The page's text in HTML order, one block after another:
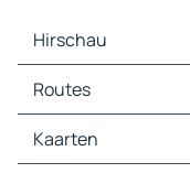
Hirschau
Hirschau Kaarten
Hirschau Verkeer
Hirschau Hotels
Hirschau Restaurants
Routes
Routes Hirschau -
Routes Hirschau -
Kaarten